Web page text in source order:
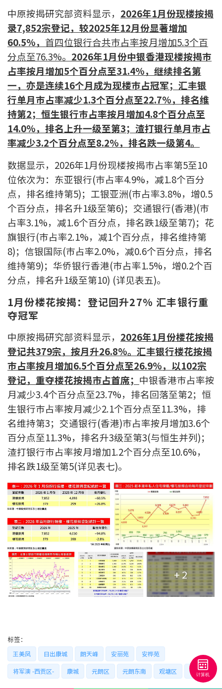
保险资讯专栏
联络我们
联络方式
网上申请按揭转介
条款及细则
私隐政策
繁
本网页所提供资料仅作参考用途。
若因错漏而引致任何不便或损失，中原按揭概不负责。
本网站采用无障碍网页设计，如有任何问题，可查询：
2889 2886 / cmb@mail.centanet.com
中原地产 | 网上搵楼 |
中原工商铺
© 2026 中原按揭经纪有限公司 Centaline Mortgage Broker Limited 版权所有
条款及细则
| 私隐政策声明
中原按揭研究部资料显示， 2026年1月份现楼按揭
录7,852宗登记，较2025年12月份显著增加
60.5%， 首四位银行合共巿占率按月增加5.3个百
分点至76.3%。 2026年1月份中银香港现楼按揭巿
占率按月增加5个百分点至31.4%，继续排名第
一，亦是连续16个月成为现楼巿占冠军；汇丰银
行单月巿占率减少1.3个百分点至22.7%，排名维
持第2；恒生银行巿占率按月增加4.8个百分点至
14.0%，排名上升一级至第3；渣打银行单月巿占
率减少3.2个百分点至8.2%，排名跌一级第4。
数据显示，2026年1月份现楼按揭巿占率第5至10
位依次为：东亚银行(巿占率4.9%，减1.8个百分
点，排名维持第5)；工银亚洲(巿占率3.8%，增0.5
个百分点，排名升1级至第6)；交通银行(香港)(巿
占率3.1%，减1.6个百分点，排名跌1级至第7)；花
旗银行(巿占率2.1%，减1个百分点，排名维持第
8)；信银国际(巿占率2.0%，减0.6个百分点，排名
维持第9)；华侨银行香港(巿占率1.5%，增0.2个百
分点，排名升1级至第10) (详见表五)。
1月份楼花按揭：登记回升27% 汇丰银行重
夺冠军
中原按揭研究部资料显示， 2026年1月份楼花按揭
登记共379宗，按月升26.8%。汇丰银行楼花按揭
巿占率按月增加6.5个百分点至26.9%，以102宗
登记，重夺楼花按揭市占首席； 中银香港巿占率按
月减少3.4个百分点至23.7%，排名回落至第2；恒
生银行巿占率按月减少2.1个百分点至11.3%，排
名维持第3；交通银行(香港)巿占率按月增加3.6个
百分点至11.3%，排名升3级至第3(与恒生并列)；
渣打银行巿占率按月增加1.2个百分点至10.6%，
排名跌1级至第5(详见表七)。
+ 2
标签：
王美凤 日出康城 朗天峰 安丽苑 安桦苑
将军澳 -西贡区- 康城 元朗区 元朗东南 观塘区 安达臣